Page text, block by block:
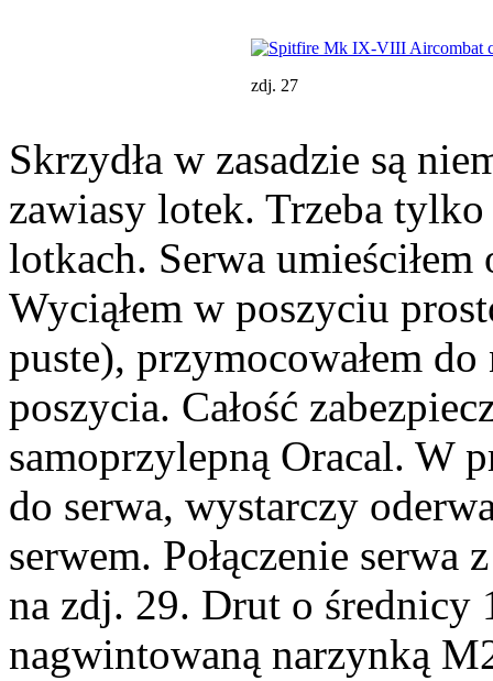
zdj. 27
Skrzydła w zasadzie są
zawiasy lotek. Trzeba
lotkach. Serwa
Wyciąłem w poszyciu
puste), przymocowałem
poszycia. Całość
samoprzylepną Oracal. W
do serwa, wystarczy
serwem. Połączenie
na zdj. 29. Drut o
nagwintowaną narzynką